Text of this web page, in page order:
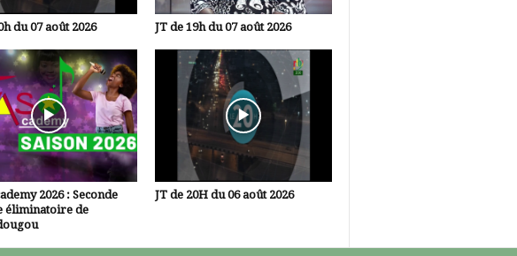
du 07 août 2026 JT de 19h du 07 août 2026
2026 : Seconde
éliminatoire de
JT de 20H du 06 août 2026